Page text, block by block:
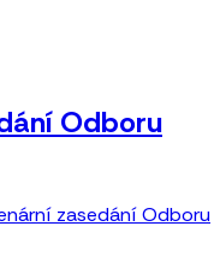
Odboru
zasedání Odboru